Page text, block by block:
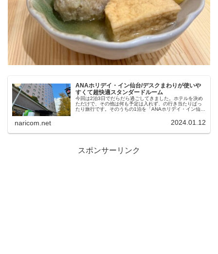
ANAホリデイ・イン仙台/デスクまわりが使いや
すくて超快適スタンダードルーム
今回は2泊3日でだらだら過ごしてきました。ホテルを決め
ただけで、その他は何も予定は入れず、の行き当たりばっ
たり旅行です。そのうちの1泊を「ANAホリデイ・イン仙
にリニューアルオープンされているので、どんなお部屋な
naricom.net 2024.01.12
スポンサーリンク